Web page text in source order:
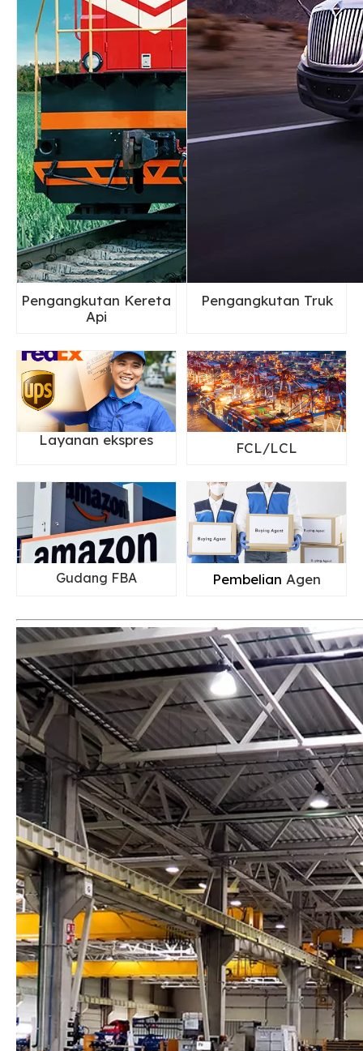
Pengangkutan Kereta
Api
Pengangkutan Truk
Layanan ekspres FCL/LCL
Gudang FBA Pembelian Agen